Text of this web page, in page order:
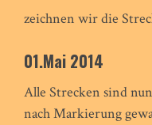
zeichnen wir die
01.Mai 2014
Alle Strecken sind
nach Markierung